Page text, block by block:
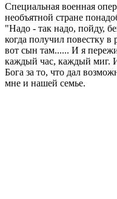
Специальная военная
необъятной стране
"Надо - так надо, пойду,
когда получил повестку
вот сын там...... И я
каждый час, каждый миг.
Бога за то, что дал
мне и нашей семье.